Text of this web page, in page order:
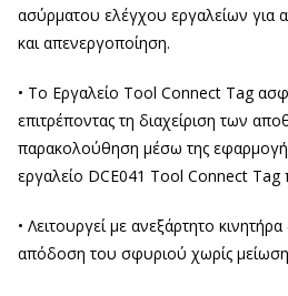
ασύρματου ελέγχου εργαλείων για
και απενεργοποίηση.
• Το Εργαλείο Tool Connect Tag
επιτρέποντας τη διαχείριση των
παρακολούθηση μέσω της
εργαλείο DCE041 Tool Connect Tag
• Λειτουργεί με ανεξάρτητο
απόδοση του σφυριού χωρίς μείωση